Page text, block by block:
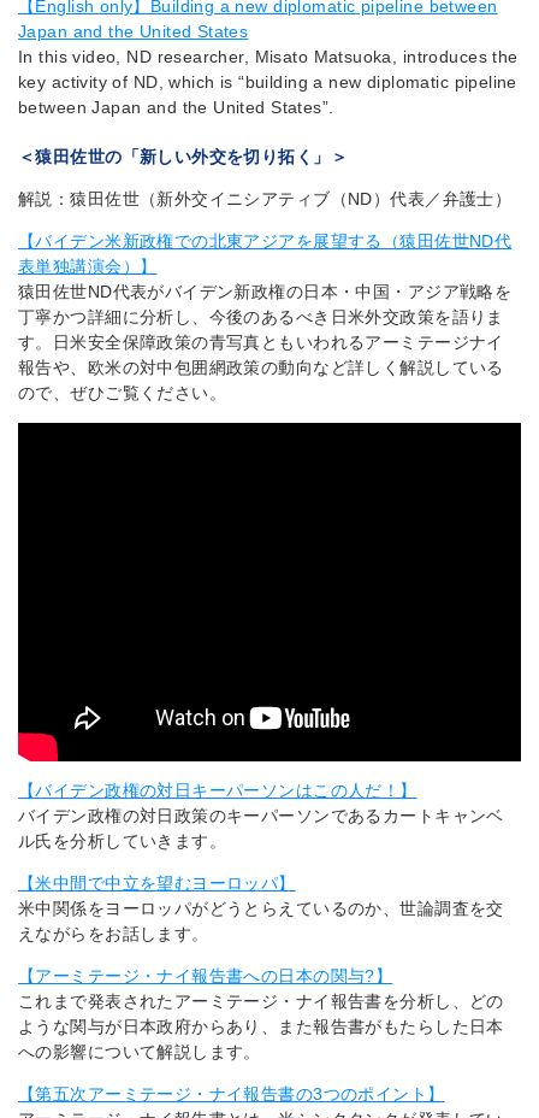
【English only】Building a new diplomatic pipeline between
Japan and the United States
In this video, ND researcher, Misato Matsuoka, introduces the
key activity of ND, which is “building a new diplomatic pipeline
between Japan and the United States”.
＜猿田佐世の「新しい外交を切り拓く」＞
解説：猿田佐世（新外交イニシアティブ（ND）代表／弁護士）
【バイデン米新政権での北東アジアを展望する（猿田佐世ND代
表単独講演会）】
猿田佐世ND代表がバイデン新政権の日本・中国・アジア戦略を
丁寧かつ詳細に分析し、今後のあるべき日米外交政策を語りま
す。日米安全保障政策の青写真ともいわれるアーミテージナイ
報告や、欧米の対中包囲網政策の動向など詳しく解説している
ので、ぜひご覧ください。
【バイデン政権の対日キーパーソンはこの人だ！】
バイデン政権の対日政策のキーパーソンであるカートキャンベ
ル氏を分析していきます。
【米中間で中立を望むヨーロッパ】
米中関係をヨーロッパがどうとらえているのか、世論調査を交
えながらをお話します。
【アーミテージ・ナイ報告書への日本の関与?】
これまで発表されたアーミテージ・ナイ報告書を分析し、どの
ような関与が日本政府からあり、また報告書がもたらした日本
への影響について解説します。
【第五次アーミテージ・ナイ報告書の3つのポイント】